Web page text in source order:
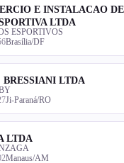
E INSTALACAO
LTDA
ESPORTIVOS
Brasília/DF
LTDA
Ji-Paraná/RO
LTDA
Manaus/AM